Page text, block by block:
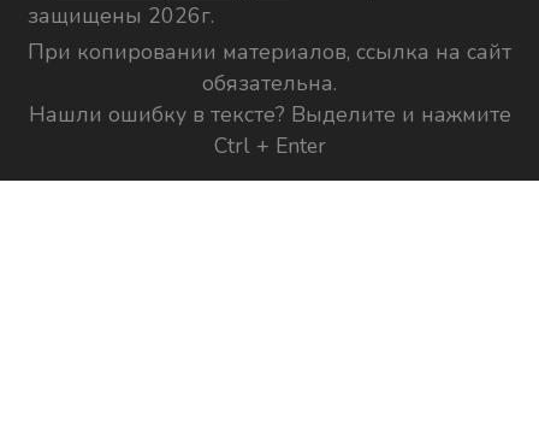
защищены 2026г.
При копировании материалов, ссылка на сайт
обязательна.
Нашли ошибку в тексте? Выделите и нажмите
Ctrl + Enter